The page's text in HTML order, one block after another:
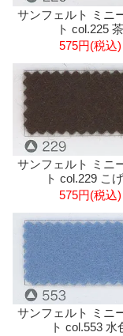
サンフェルト ミニ
ト col.225 茶
575円(税込)
サンフェルト ミニ
ト col.229 こ
575円(税込)
サンフェルト ミニ
ト col.553 水